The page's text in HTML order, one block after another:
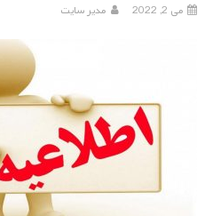
می 2, 2022 مدیر سایت